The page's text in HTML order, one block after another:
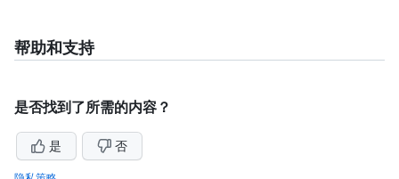
帮助和支持
是否找到了所需的内容？
是 否